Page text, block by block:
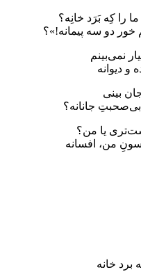
را کِه بَرَد خانِه؟
خور دو سه پیمانه!»؟
نمی‌بینم
و دیوانه
بینی
جانانه؟
یا من؟
من، افسانه
برد خانه